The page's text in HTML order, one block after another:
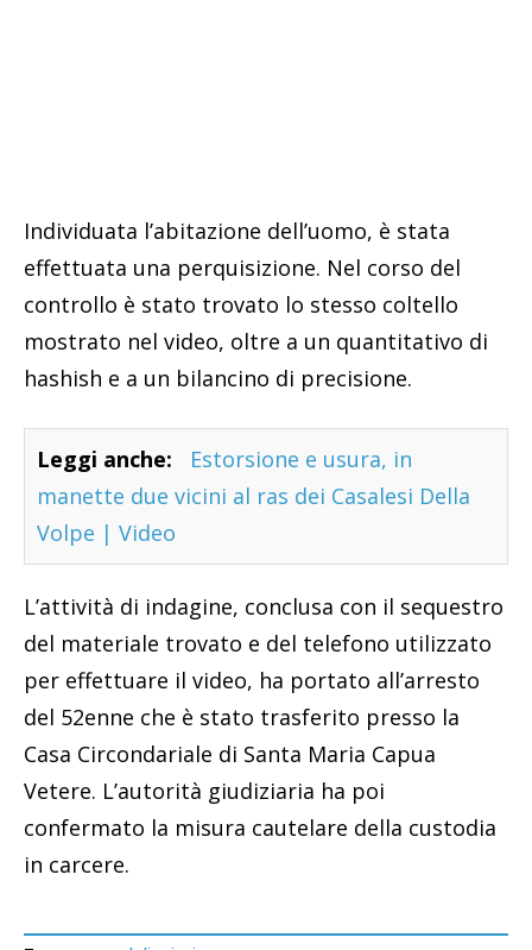
Individuata l’abitazione dell’uomo, è stata
effettuata una perquisizione. Nel corso del
controllo è stato trovato lo stesso coltello
mostrato nel video, oltre a un quantitativo di
hashish e a un bilancino di precisione.
Leggi anche:
Estorsione e usura, in
manette due vicini al ras dei Casalesi Della
Volpe | Video
L’attività di indagine, conclusa con il sequestro
del materiale trovato e del telefono utilizzato
per effettuare il video, ha portato all’arresto
del 52enne che è stato trasferito presso la
Casa Circondariale di Santa Maria Capua
Vetere. L’autorità giudiziaria ha poi
confermato la misura cautelare della custodia
in carcere.